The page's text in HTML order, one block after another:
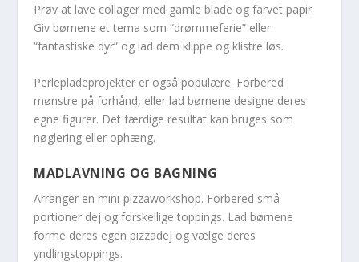
Prøv at lave collager med gamle blade og farvet papir.
Giv børnene et tema som “drømmeferie” eller
“fantastiske dyr” og lad dem klippe og klistre løs.
Perlepladeprojekter er også populære. Forbered
mønstre på forhånd, eller lad børnene designe deres
egne figurer. Det færdige resultat kan bruges som
nøglering eller ophæng.
MADLAVNING OG BAGNING
Arranger en mini-pizzaworkshop. Forbered små
portioner dej og forskellige toppings. Lad børnene
forme deres egen pizzadej og vælge deres
yndlingstoppings.